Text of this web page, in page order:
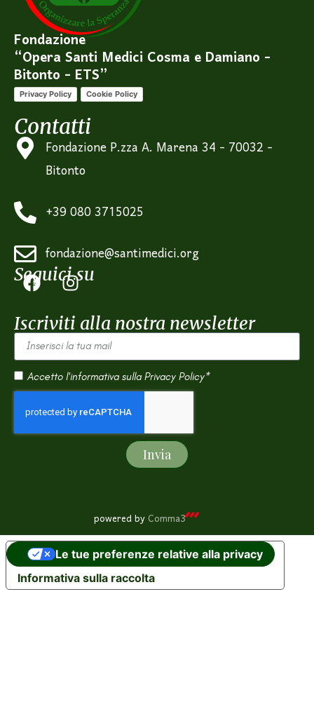
Fondazione
“Opera Santi Medici Cosma e Damiano -
Bitonto - ETS”
Privacy Policy Cookie Policy
Contatti
Fondazione P.zza A. Marena 34 - 70032 -
Bitonto
+39 080 3715025
fondazione@santimedici.org
Seguici su
Iscriviti alla nostra newsletter
Accetto l'informativa sulla Privacy Policy*
Invia
powered byComma3
Informativa sulla raccolta
Le tue preferenze relative alla privacy